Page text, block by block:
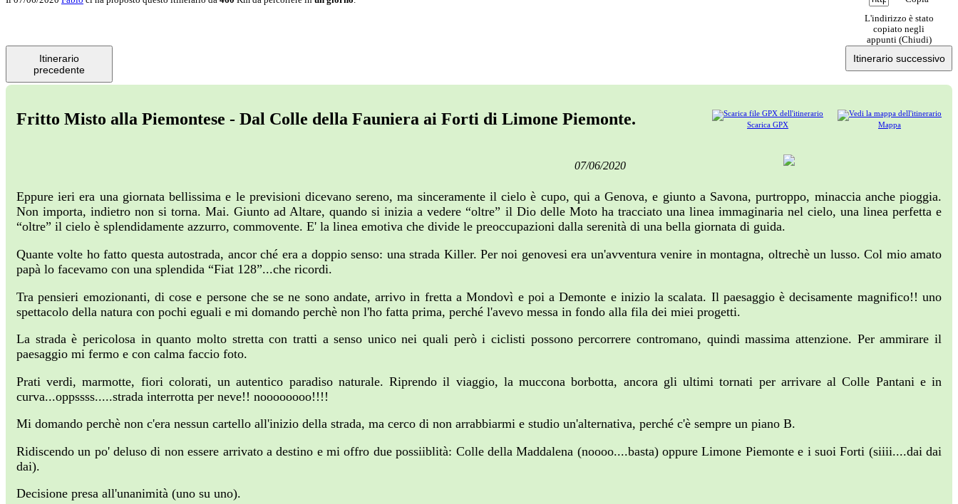
L'indirizzo è stato
copiato negli
appunti (Chiudi)
Itinerario
precedente
Itinerario successivo
Mappa
Scarica GPX
Fritto Misto alla Piemontese - Dal Colle della Fauniera ai Forti di Limone Piemonte.
07/06/2020
Eppure ieri era una giornata bellissima e le previsioni dicevano sereno, ma sinceramente il cielo è cupo, qui a Genova, e giunto a Savona, purtroppo, minaccia anche pioggia.
Non importa, indietro non si torna. Mai. Giunto ad Altare, quando si inizia a vedere “oltre” il Dio delle Moto ha tracciato una linea immaginaria nel cielo, una linea perfetta e
“oltre” il cielo è splendidamente azzurro, commovente. E' la linea emotiva che divide le preoccupazioni dalla serenità di una bella giornata di guida.
Quante volte ho fatto questa autostrada, ancor ché era a doppio senso: una strada Killer. Per noi genovesi era un'avventura venire in montagna, oltrechè un lusso. Col mio amato
papà lo facevamo con una splendida “Fiat 128”...che ricordi.
Tra pensieri emozionanti, di cose e persone che se ne sono andate, arrivo in fretta a Mondovì e poi a Demonte e inizio la scalata. Il paesaggio è decisamente magnifico!! uno
spettacolo della natura con pochi eguali e mi domando perchè non l'ho fatta prima, perché l'avevo messa in fondo alla fila dei miei progetti.
La strada è pericolosa in quanto molto stretta con tratti a senso unico nei quali però i ciclisti possono percorrere contromano, quindi massima attenzione. Per ammirare il
paesaggio mi fermo e con calma faccio foto.
Prati verdi, marmotte, fiori colorati, un autentico paradiso naturale. Riprendo il viaggio, la muccona borbotta, ancora gli ultimi tornati per arrivare al Colle Pantani e in
curva...oppssss.....strada interrotta per neve!! noooooooo!!!!
Mi domando perchè non c'era nessun cartello all'inizio della strada, ma cerco di non arrabbiarmi e studio un'alternativa, perché c'è sempre un piano B.
Ridiscendo un po' deluso di non essere arrivato a destino e mi offro due possiiblità: Colle della Maddalena (noooo....basta) oppure Limone Piemonte e i suoi Forti (siiii....dai dai
dai).
Decisione presa all'unanimità (uno su uno).